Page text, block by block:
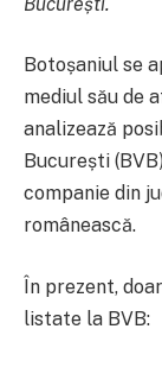
Botoșaniul se
mediul său de
analizează
București
companie din
românească.
În prezent,
listate la BVB: